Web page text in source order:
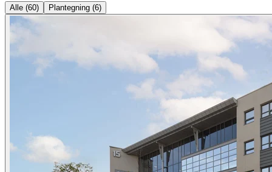
Alle (60) Plantegning (6)